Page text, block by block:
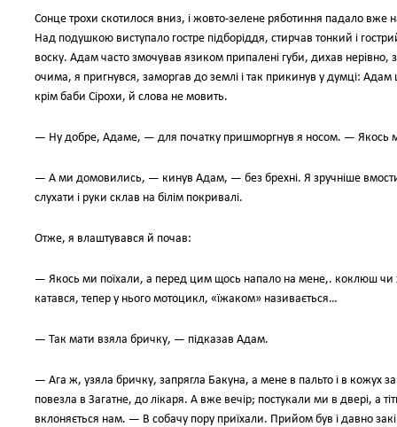
Сонце трохи скотилося вниз, і жовто-зелене ряботиння падало вже
Над подушкою виступало гостре підборіддя, стирчав тонкий і
воску. Адам часто змочував язиком припалені губи, дихав нерівно, з
очима, я пригнувся, заморгав до землі і так прикинув у думці:
крім баби Сірохи, й слова не мовить.
— Ну добре, Адаме, — для початку пришморгнув я носом. — Якось
— А ми домовились, — кинув Адам, — без брехні. Я зручніше
слухати і руки склав на білім покривалі.
Отже, я влаштувався й почав:
— Якось ми поїхали, а перед цим щось напало на мене,. коклюш чи
катався, тепер у нього мотоцикл, «їжаком» називається…
— Так мати взяла бричку, — підказав Адам.
— Ага ж, узяла бричку, запрягла Бакуна, а мене в пальто і в кожух
повезла в Загатне, до лікаря. А вже вечір; постукали ми в двері, а
вклоняється нам. — В собачу пору приїхали. Прийом був і давно